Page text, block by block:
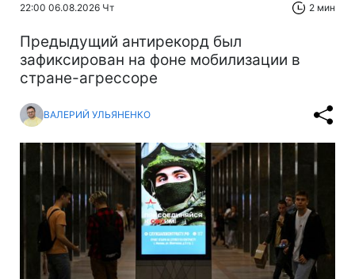
22:00 06.08.2026 Чт 2 мин
Предыдущий антирекорд был
зафиксирован на фоне мобилизации в
стране-агрессоре
ВАЛЕРИЙ УЛЬЯНЕНКО